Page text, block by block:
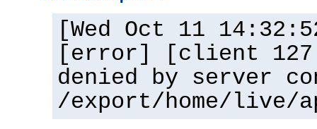
[Wed Oct 11
[error] [client
denied by server
/export/home/live/